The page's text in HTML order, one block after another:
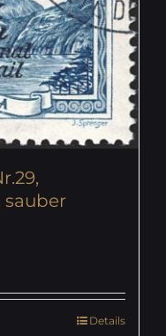
sauber
Details